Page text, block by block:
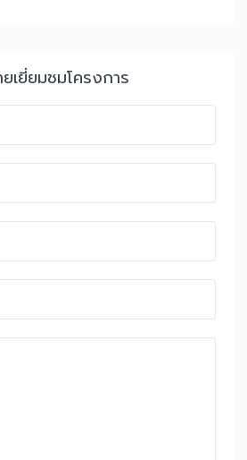
เยี่ยมชมโครงการ